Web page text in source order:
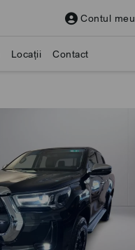
Contul meu
Locații Contact